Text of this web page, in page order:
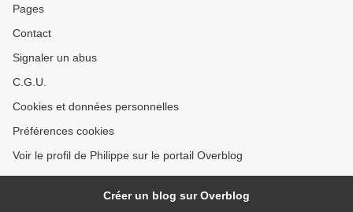
Pages
Contact
Signaler un abus
C.G.U.
Cookies et données personnelles
Préférences cookies
Voir le profil de Philippe sur le portail Overblog
Créer un blog sur Overblog